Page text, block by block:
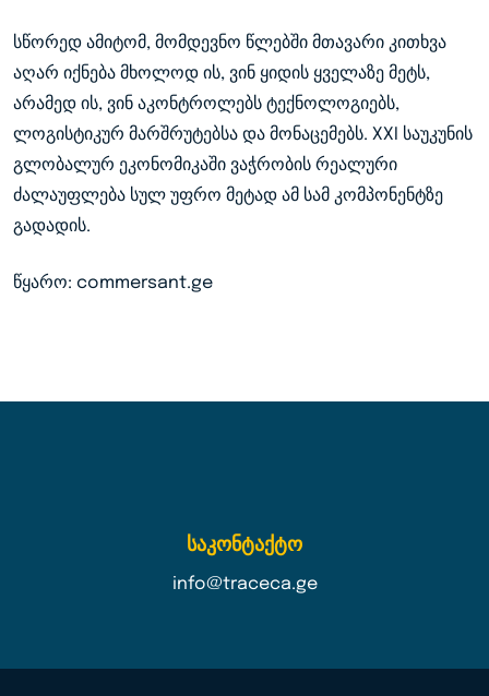
სწორედ ამიტომ, მომდევნო წლებში მთავარი კითხვა
აღარ იქნება მხოლოდ ის, ვინ ყიდის ყველაზე მეტს,
არამედ ის, ვინ აკონტროლებს ტექნოლოგიებს,
ლოგისტიკურ მარშრუტებსა და მონაცემებს. XXI საუკუნის
გლობალურ ეკონომიკაში ვაჭრობის რეალური
ძალაუფლება სულ უფრო მეტად ამ სამ კომპონენტზე
გადადის.
წყარო: commersant.ge
საკონტაქტო
info@traceca.ge